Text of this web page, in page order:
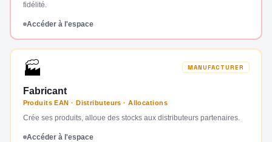
fidélité.
Accéder à l'espace
🏭 MANUFACTURER
Fabricant
Produits EAN · Distributeurs · Allocations
Crée ses produits, alloue des stocks aux distributeurs partenaires.
Accéder à l'espace